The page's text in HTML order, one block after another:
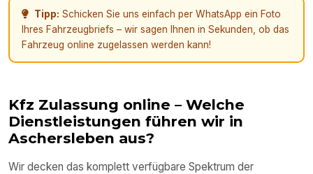
Tipp: Schicken Sie uns einfach per WhatsApp ein Foto
Ihres Fahrzeugbriefs – wir sagen Ihnen in Sekunden, ob das
Fahrzeug online zugelassen werden kann!
Kfz Zulassung online – Welche
Dienstleistungen führen wir in
Aschersleben aus?
Wir decken das komplett verfügbare Spektrum der